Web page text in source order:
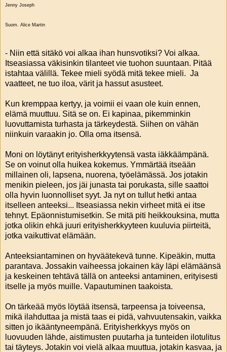
Jenny Joseph
Suom. Alice Martin
- Niin että sitäkö voi alkaa ihan hunsvotiksi? Voi alkaa.
Itseasiassa väkisinkin tilanteet vie tuohon suuntaan. Pitää
istahtaa välillä. Tekee mieli syödä mitä tekee mieli. Ja
vaatteet, ne tuo iloa, värit ja hassut asusteet.
Kun kremppaa kertyy, ja voimii ei vaan ole kuin ennen,
elämä muuttuu. Sitä se on. Ei kapinaa, pikemminkin
luovuttamista turhasta ja tärkeydestä. Siihen on vähän
niinkuin varaakin jo. Olla oma itsensä.
Moni on löytänyt erityisherkkyytensä vasta iäkkäämpänä.
Se on voinut olla huikea kokemus. Ymmärtää itseään
millainen oli, lapsena, nuorena, työelämässä. Jos jotakin
menikin pieleen, jos jäi junasta tai porukasta, sille saattoi
olla hyvin luonnolliset syyt. Ja nyt on tullut hetki antaa
itselleen anteeksi... Itseasiassa nekin virheet mitä ei itse
tehnyt. Epäonnistumisetkin. Se mitä piti heikkouksina, mutta
jotka olikin ehkä juuri erityisherkkyyteen kuuluvia piirteitä,
jotka vaikuttivat elämään.
Anteeksiantaminen on hyväätekevä tunne. Kipeäkin, mutta
parantava. Jossakin vaiheessa jokainen käy läpi elämäänsä
ja keskeinen tehtävä tällä on anteeksi antaminen, erityisesti
itselle ja myös muille. Vapautuminen taakoista.
On tärkeää myös löytää itsensä, tarpeensa ja toiveensa,
mikä ilahduttaa ja mistä taas ei pidä, vahvuutensakin, vaikka
sitten jo ikääntyneempänä. Erityisherkkyys myös on
luovuuden lähde, aistimusten puutarha ja tunteiden ilotulitus
tai täyteys. Jotakin voi vielä alkaa muuttua, jotakin kasvaa, ja